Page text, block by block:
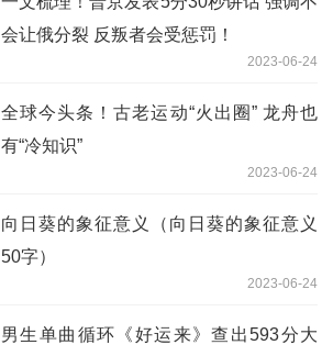
会让俄分裂 反叛者会受惩罚！
2023-06-24
全球今头条！古老运动“火出圈” 龙舟也
有“冷知识”
2023-06-24
向日葵的象征意义（向日葵的象征意义
50字）
2023-06-24
男生单曲循环《好运来》查出593分大